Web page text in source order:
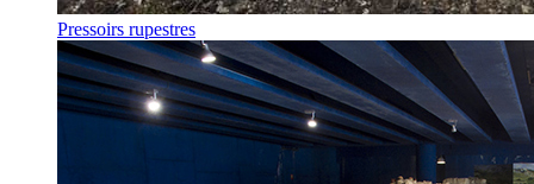
Pressoirs rupestres